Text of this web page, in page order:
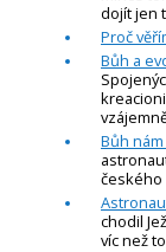
dojít jen
Proč
Bůh a
Bůh
českého
chodil
víc než